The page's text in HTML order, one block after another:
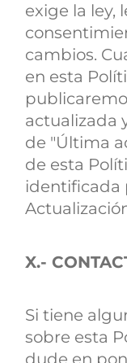
exige la ley,
cambios.
en esta
actualizada
de "Última
de esta
identificada
X.-
Si tiene
sobre esta